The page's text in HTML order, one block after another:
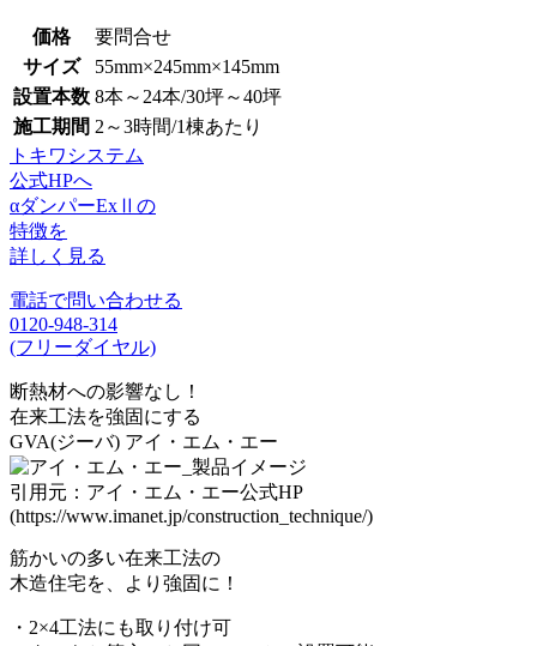
価格
要問合せ
サイズ
55mm×245mm×145mm
設置本数 8本～24本/30坪～40坪
施工期間 2～3時間/1棟あたり
トキワシステム
公式HPへ
αダンパーExⅡの
特徴を
詳しく見る
電話で問い合わせる
0120-948-314
(フリーダイヤル)
断熱材への影響なし！
在来工法を強固にする
GVA(ジーバ) アイ・エム・エー
引用元：アイ・エム・エー公式HP
(https://www.imanet.jp/construction_technique/)
筋かいの多い在来工法の
木造住宅を、より強固に！
・2×4工法にも取り付け可